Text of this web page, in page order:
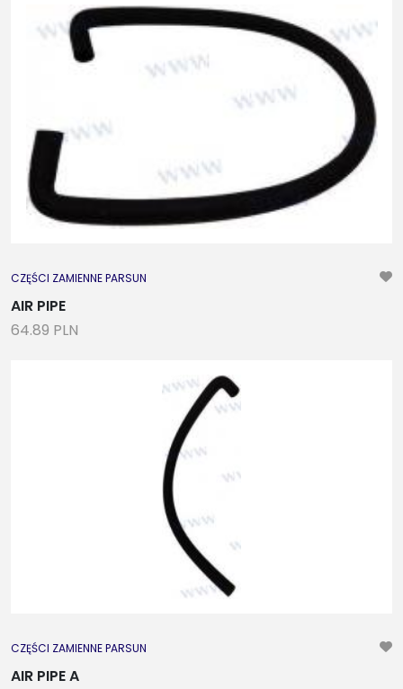
CZĘŚCI ZAMIENNE PARSUN
AIR PIPE
64.89 PLN
CZĘŚCI ZAMIENNE PARSUN
AIR PIPE A